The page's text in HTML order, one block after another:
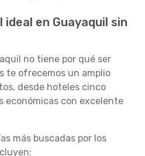
en Guayaquil sin
no tiene por qué ser
te ofrecemos un amplio
desde hoteles cinco
económicas con excelente
más buscadas por los